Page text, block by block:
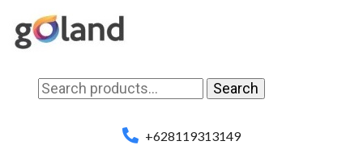
Search
Search
+628119313149